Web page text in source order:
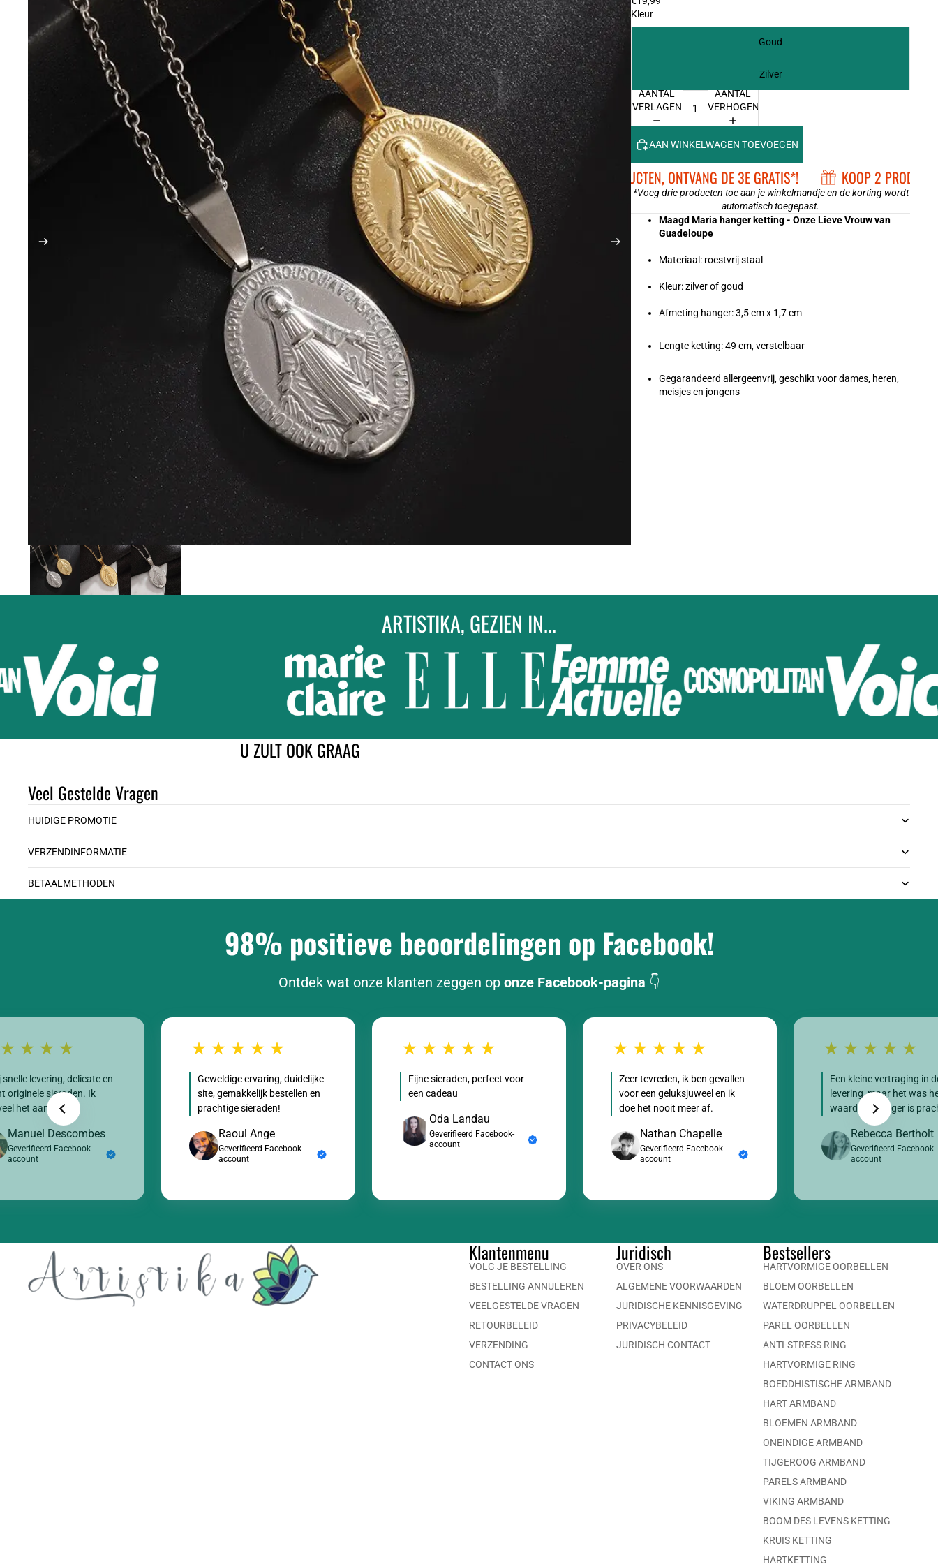
SKULL SIERADEN
YIN YANG SIERADEN
Kleur
Goud
Zilver
AANTAL
VERLAGEN
AANTAL
VERHOGEN
AAN WINKELWAGEN TOEVOEGEN
KOOP 2 PRODUCTEN, ONTVANG DE 3E GRATIS*! KOOP 2
*Voeg drie producten toe aan je winkelmandje en de korting wordt
automatisch toegepast.
Maagd Maria hanger ketting - Onze Lieve Vrouw van
Guadeloupe
Materiaal: roestvrij staal
Kleur: zilver of goud
Afmeting hanger: 3,5 cm x 1,7 cm
Lengte ketting: 49 cm, verstelbaar
Gegarandeerd allergeenvrij, geschikt voor dames, heren,
meisjes en jongens
ARTISTIKA, GEZIEN IN...
U ZULT OOK GRAAG
Veel Gestelde Vragen
HUIDIGE PROMOTIE
VERZENDINFORMATIE
BETAALMETHODEN
98% positieve beoordelingen op Facebook!
Ontdek wat onze klanten zeggen op onze Facebook-pagina 👇
snelle levering, delicate en
originele sieraden. Ik
het aan!
Manuel Descombes
Geverifieerd Facebook-
account
Geweldige ervaring, duidelijke
site, gemakkelijk bestellen en
prachtige sieraden!
Raoul Ange
Geverifieerd Facebook-
account
Fijne sieraden, perfect voor
een cadeau
Oda Landau
Geverifieerd Facebook-
account
Zeer tevreden, ik ben gevallen
voor een geluksjuweel en ik
doe het nooit meer af.
Nathan Chapelle
Geverifieerd Facebook-
account
Een kleine vertraging in
levering, maar het was
waard, de hanger is
Rebecca Bertholt
Geverifieerd Facebook-
account
Klantenmenu
VOLG JE BESTELLING
BESTELLING ANNULEREN
VEELGESTELDE VRAGEN
RETOURBELEID
VERZENDING
CONTACT ONS
Juridisch
OVER ONS
ALGEMENE VOORWAARDEN
JURIDISCHE KENNISGEVING
PRIVACYBELEID
JURIDISCH CONTACT
Bestsellers
HARTVORMIGE OORBELLEN
BLOEM OORBELLEN
WATERDRUPPEL OORBELLEN
PAREL OORBELLEN
ANTI-STRESS RING
HARTVORMIGE RING
BOEDDHISTISCHE ARMBAND
HART ARMBAND
BLOEMEN ARMBAND
ONEINDIGE ARMBAND
TIJGEROOG ARMBAND
PARELS ARMBAND
VIKING ARMBAND
BOOM DES LEVENS KETTING
KRUIS KETTING
HARTKETTING